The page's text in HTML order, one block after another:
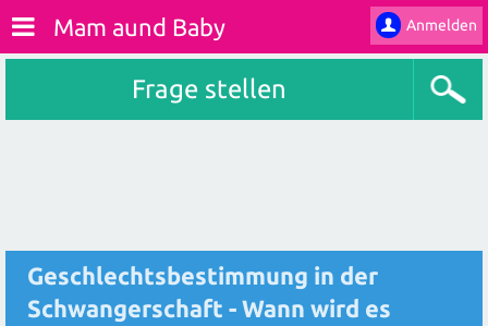
Anmelden
Mam aund Baby
Frage stellen
Geschlechtsbestimmung in der
Schwangerschaft - Wann wird es